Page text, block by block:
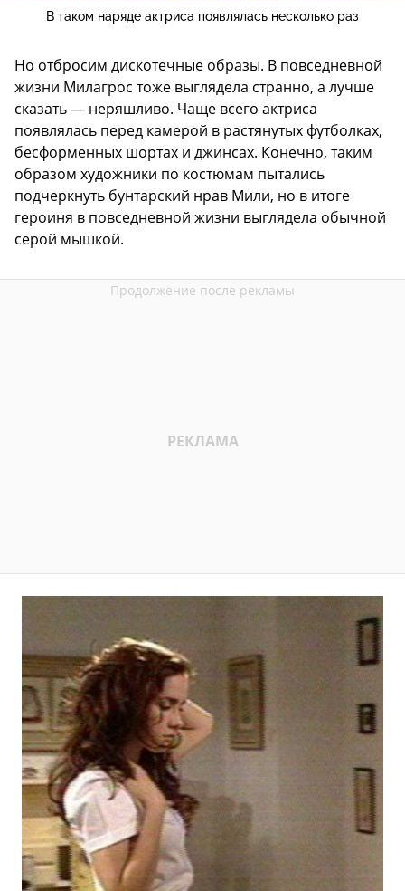
В таком наряде актриса появлялась несколько раз
Но отбросим дискотечные образы. В повседневной
жизни Милагрос тоже выглядела странно, а лучше
сказать — неряшливо. Чаще всего актриса
появлялась перед камерой в растянутых футболках,
бесформенных шортах и джинсах. Конечно, таким
образом художники по костюмам пытались
подчеркнуть бунтарский нрав Мили, но в итоге
героиня в повседневной жизни выглядела обычной
серой мышкой.